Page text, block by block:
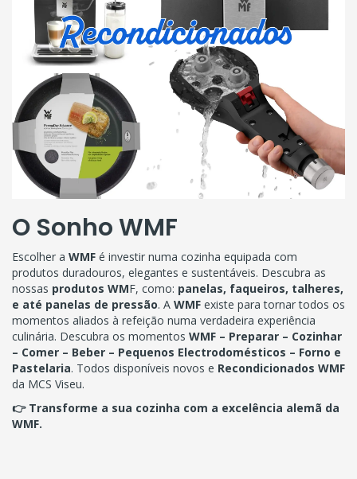
O Sonho WMF
Escolher a WMF é investir numa cozinha equipada com
produtos duradouros, elegantes e sustentáveis. Descubra as
nossas produtos WMF, como: panelas, faqueiros, talheres,
e até panelas de pressão. A WMF existe para tornar todos os
momentos aliados à refeição numa verdadeira experiência
culinária. Descubra os momentos WMF – Preparar – Cozinhar
– Comer – Beber – Pequenos Electrodomésticos – Forno e
Pastelaria. Todos disponíveis novos e Recondicionados WMF
da MCS Viseu.
👉 Transforme a sua cozinha com a excelência alemã da
WMF.